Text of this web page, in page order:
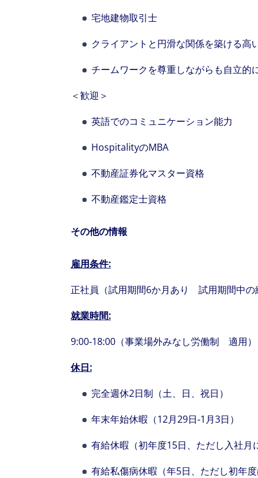
宅地建物取引士
クライアントと円滑な関係を築ける高
チームワークを尊重しながらも自立的
＜歓迎＞
英語でのコミュニケーション能力
HospitalityのMBA
不動産証券化マスター資格
不動産鑑定士資格
その他の情報
雇用条件:
正社員（試用期間6か月あり 試用期間中の
就業時間:
9:00‐18:00（事業場外みなし労働制 適用）
休日:
完全週休2日制（土、日、祝日）
年末年始休暇（12月29日‐1月3日）
有給休暇（初年度15日、ただし入社月
有給私傷病休暇（年5日、ただし初年